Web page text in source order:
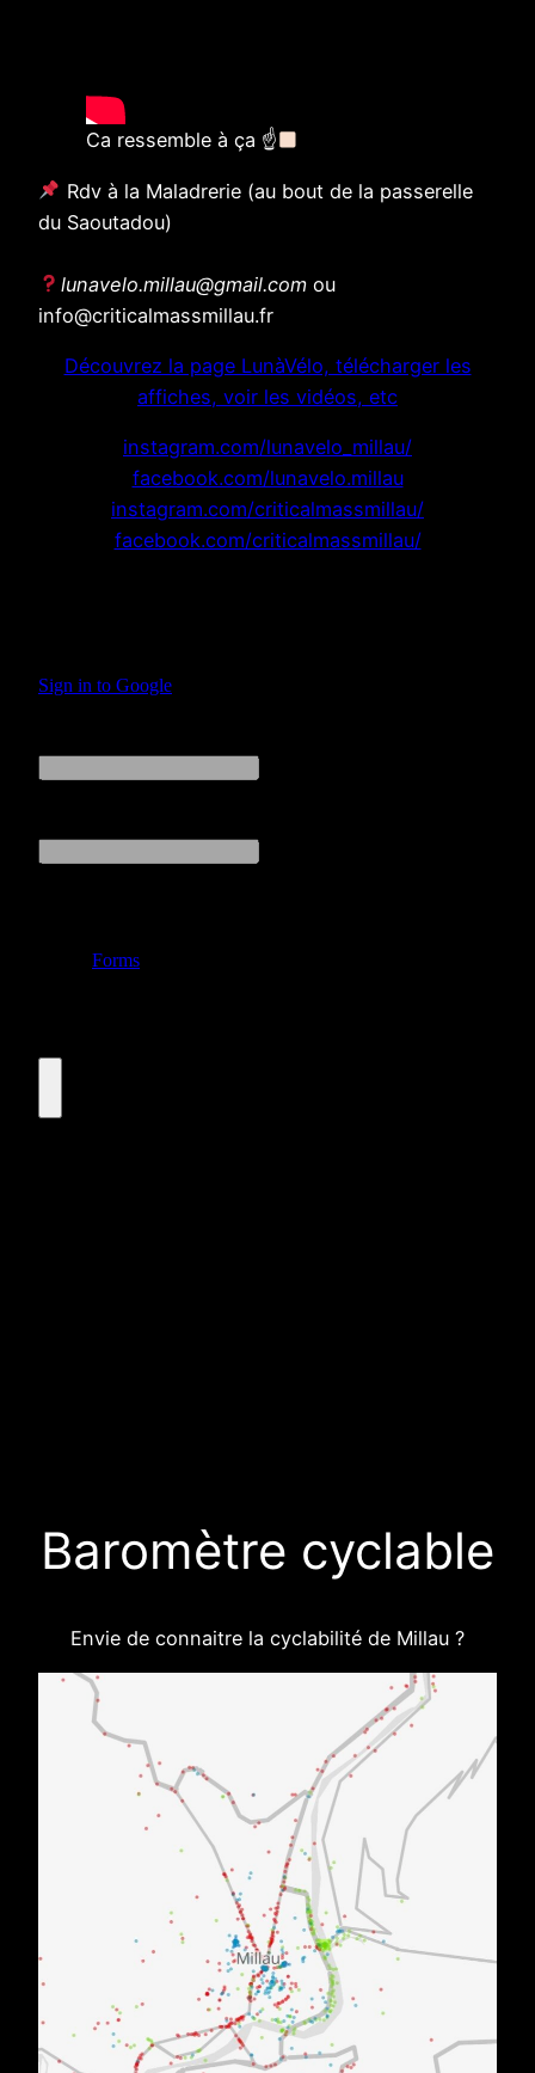
Ca ressemble à ça ☝
Rdv à la Maladrerie (au bout de la passerelle
du Saoutadou)
lunavelo.millau@gmail.comou
info@criticalmassmillau.fr
Découvrez la page LunàVélo, télécharger les
affiches, voir les vidéos, etc
instagram.com/lunavelo_millau/
facebook.com/lunavelo.millau
instagram.com/criticalmassmillau/
facebook.com/criticalmassmillau/
Baromètre cyclable
Envie de connaitre la cyclabilité de Millau ?